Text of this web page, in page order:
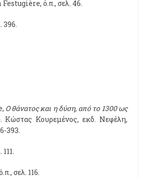
ό.π., σελ. 46.
396.
Ο θάνατος και η δύση, από το 1300 ως
Κώστας Κουρεμένος, εκδ. Νεφέλη,
393.
σελ. 116.